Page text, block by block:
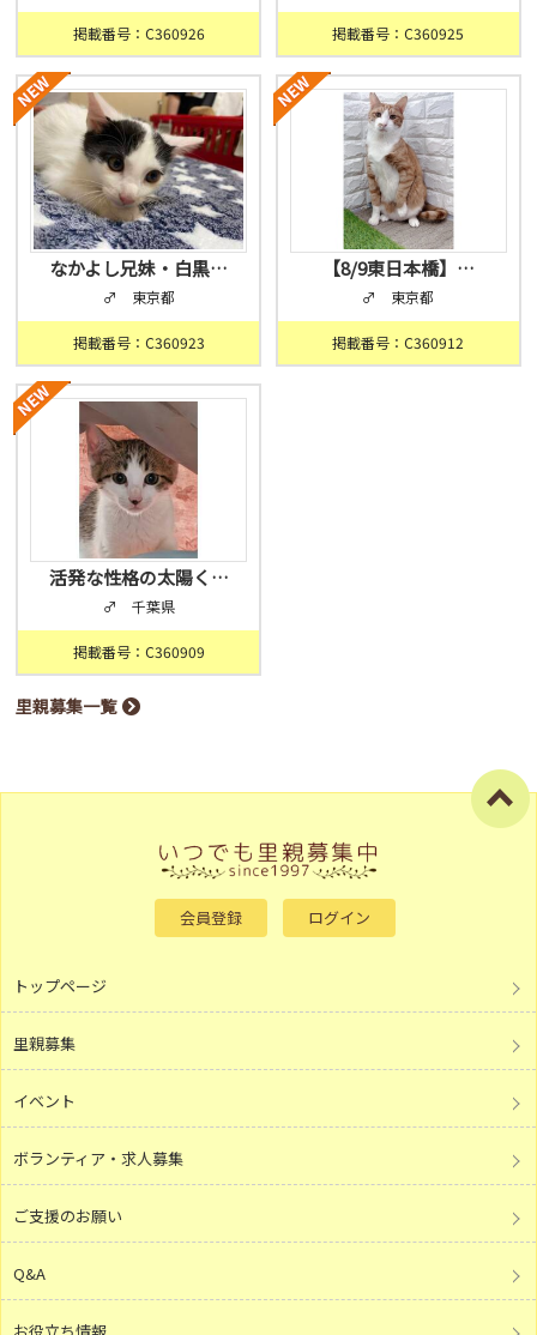
掲載番号：C360926 掲載番号：C360925
なかよし兄妹・白黒…
♂ 東京都
掲載番号：C360923
【8/9東日本橋】…
♂ 東京都
掲載番号：C360912
活発な性格の太陽く…
♂ 千葉県
掲載番号：C360909
里親募集一覧
会員登録 ログイン
トップページ
里親募集
イベント
ボランティア・求人募集
ご支援のお願い
Q&A